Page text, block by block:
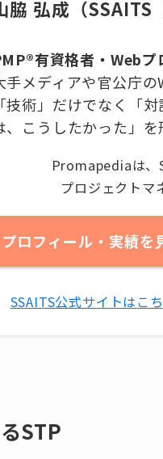
脇 弘成（SSAITS
有資格者・Web
手メディアや官公庁の
「技術」だけでなく「
、こうしたかった」を
Promapediaは、
プロジェクトマ
プロフィール・実績を
SSAITS公式サイトはこ
STP